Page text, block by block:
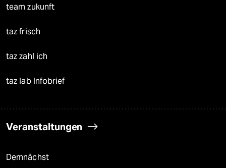
team zukunft
taz frisch
taz zahl ich
taz lab Infobrief
Veranstaltungen
Demnächst